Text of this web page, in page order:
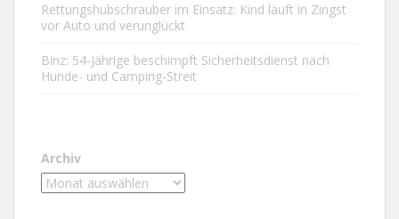
Rettungshubschrauber im Einsatz: Kind läuft in Zingst
vor Auto und verunglückt
Binz: 54-Jährige beschimpft Sicherheitsdienst nach
Hunde- und Camping-Streit
Archiv